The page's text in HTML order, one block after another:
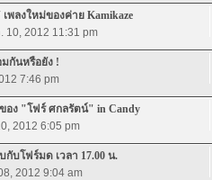
พลงใหม่ของค่าย Kamikaze
10, 2012 11:31 pm
กันหรือยัง !
7:46 pm
อง "โฟร์ ศกลรัตน์" in Candy
2012 6:05 pm
บโฟร์มด เวลา 17.00 น.
2012 9:04 am